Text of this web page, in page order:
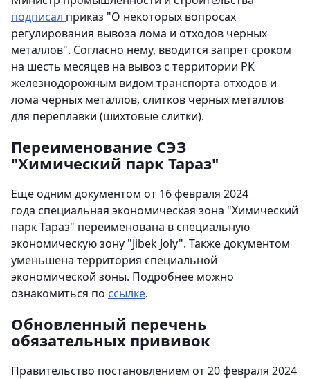
подписал приказ "О некоторых вопросах
регулирования вывоза лома и отходов черных
металлов". Согласно нему, вводится запрет сроком
на шесть месяцев на вывоз с территории РК
железнодорожным видом транспорта отходов и
лома черных металлов, слитков черных металлов
для переплавки (шихтовые слитки).
Переименование СЭЗ
"Химический парк Тараз"
Еще одним документом от 16 февраля 2024
года специальная экономическая зона "Химический
парк Тараз" переименована в специальную
экономическую зону "Jibek Joly". Также документом
уменьшена территория специальной
экономической зоны. Подробнее можно
ознакомиться по ссылке.
Обновленный перечень
обязательных прививок
Правительство постановлением от 20 февраля 2024